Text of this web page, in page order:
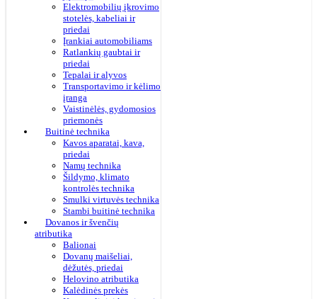
Elektromobilių įkrovimo
stotelės, kabeliai ir
priedai
Įrankiai automobiliams
Ratlankių gaubtai ir
priedai
Tepalai ir alyvos
Transportavimo ir kėlimo
įranga
Vaistinėlės, gydomosios
priemonės
Buitinė technika
Kavos aparatai, kava,
priedai
Namų technika
Šildymo, klimato
kontrolės technika
Smulki virtuvės technika
Stambi buitinė technika
Dovanos ir švenčių
atributika
Balionai
Dovanų maišeliai,
dėžutės, priedai
Helovino atributika
Kalėdinės prekės